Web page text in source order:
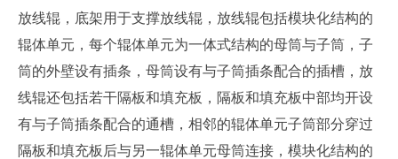
放线辊，底架用于支撑放线辊，放线辊包括模块化结构的
辊体单元，每个辊体单元为一体式结构的母筒与子筒，子
筒的外壁设有插条，母筒设有与子筒插条配合的插槽，放
线辊还包括若干隔板和填充板，隔板和填充板中部均开设
有与子筒插条配合的通槽，相邻的辊体单元子筒部分穿过
隔板和填充板后与另一辊体单元母筒连接，模块化结构的